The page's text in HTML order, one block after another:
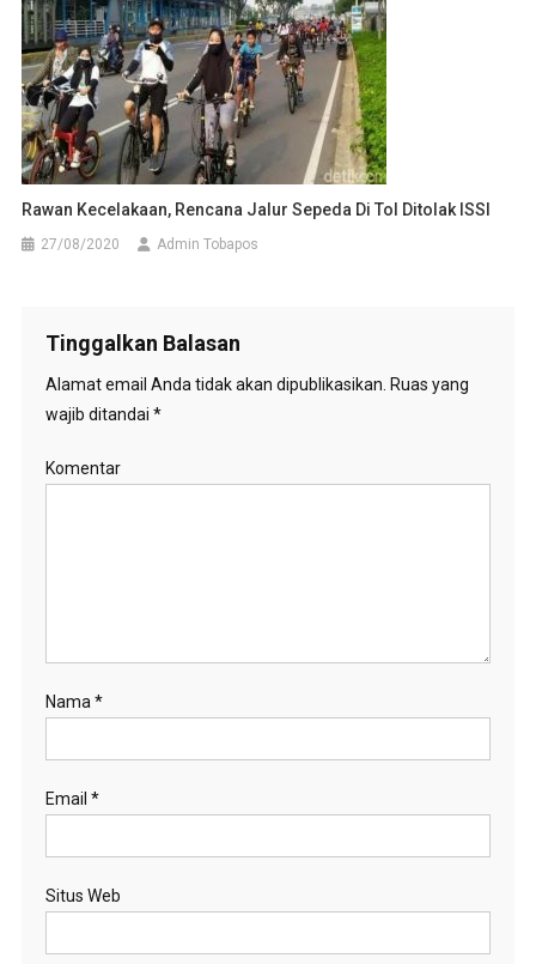
Rawan Kecelakaan, Rencana Jalur Sepeda Di Tol Ditolak ISSI
27/08/2020 Admin Tobapos
Tinggalkan Balasan
Alamat email Anda tidak akan dipublikasikan. Ruas yang
wajib ditandai *
Komentar
Nama *
Email *
Situs Web